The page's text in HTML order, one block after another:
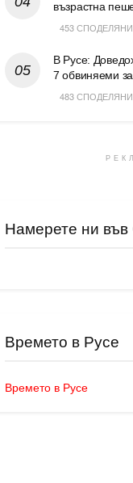
възрастна
453
В Русе:
7 обвиняеми
483
Намерете ни във
Времето в Русе
Времето в Русе